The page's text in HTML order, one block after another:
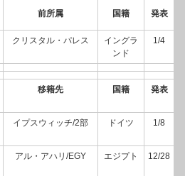
前所属 国籍 発表
クリスタル・パレス
イングラ
ンド
1/4
移籍先 国籍 発表
イプスウィッチ/2部 ドイツ 1/8
アル・アハリ/EGY エジプト 12/28